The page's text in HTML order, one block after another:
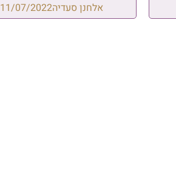
אלחנן סעדיה11/07/2022